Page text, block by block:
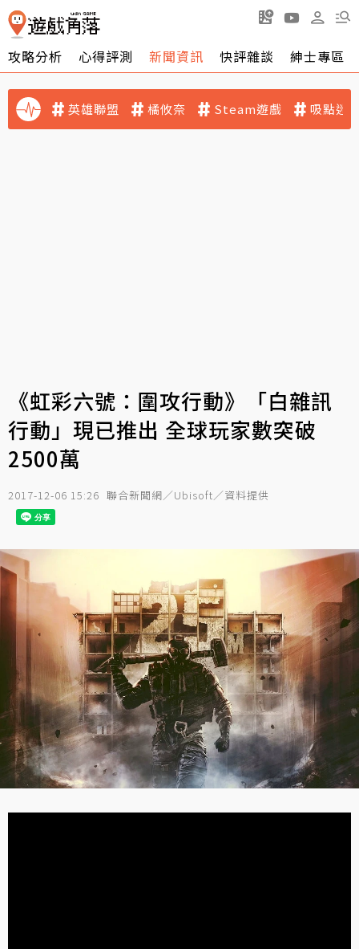
攻略分析 心得評測 新聞資訊 快評雜談 紳士專區
英雄聯盟 橘攸奈 Steam遊戲 吸點迷
《虹彩六號：圍攻行動》「白雜訊
行動」現已推出 全球玩家數突破
2500萬
2017-12-06 15:26 聯合新聞網／Ubisoft／資料提供